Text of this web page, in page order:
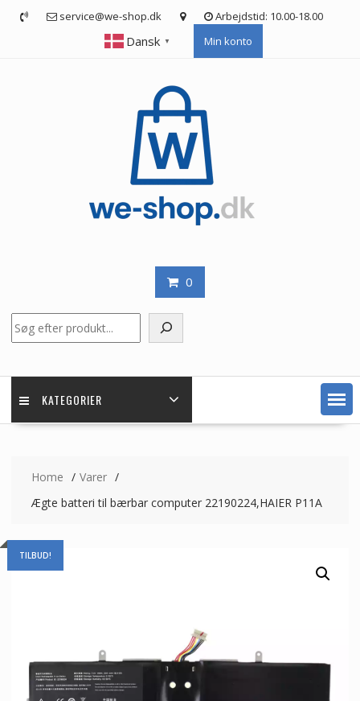
service@we-shop.dk Arbejdstid: 10.00-18.00
Dansk ▼ Min konto
0
KATEGORIER
Home
Varer
Ægte batteri til bærbar computer 22190224,HAIER P11A
TILBUD!